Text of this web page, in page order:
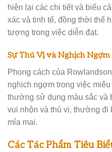
hiện lại các chi tiết và biểu
xác và tinh tế, đồng thời thể
tượng trong việc diễn đạt.
Sự Thú Vị và Nghịch Ngợm
Phong cách của
nghịch ngợm trong việc
thường sử dụng màu sắc và
vui nhộn và thú vị, thường đi
mỉa mai.
Các Tác Phẩm Tiêu